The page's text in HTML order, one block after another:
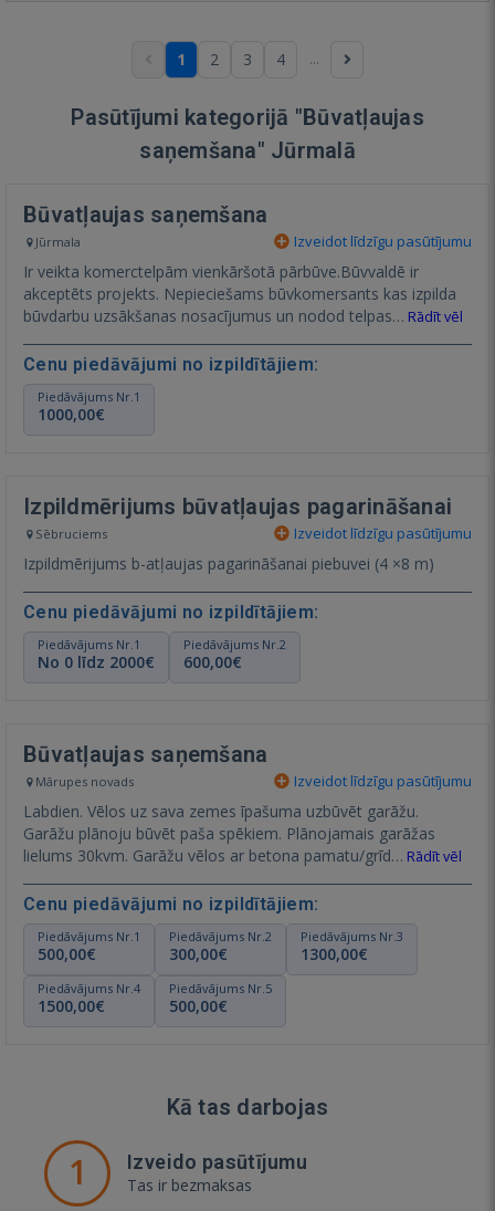
1 2 3 4 ...
Pasūtījumi kategorijā "Būvatļaujas
saņemšana" Jūrmalā
Būvatļaujas saņemšana
Jūrmala Izveidot līdzīgu pasūtījumu
Ir veikta komerctelpām vienkāršotā pārbūve.Būvvaldē ir
akceptēts projekts. Nepieciešams būvkomersants kas izpilda
būvdarbu uzsākšanas nosacījumus un nodod telpas… Rādīt vēl
Cenu piedāvājumi no izpildītājiem:
Piedāvājums Nr.1
1000,00€
Izpildmērijums būvatļaujas pagarināšanai
Sēbruciems Izveidot līdzīgu pasūtījumu
Izpildmērijums b-atļaujas pagarināšanai piebuvei (4 ×8 m)
Cenu piedāvājumi no izpildītājiem:
Piedāvājums Nr.1
No 0 līdz 2000€
Piedāvājums Nr.2
600,00€
Būvatļaujas saņemšana
Mārupes novads Izveidot līdzīgu pasūtījumu
Labdien. Vēlos uz sava zemes īpašuma uzbūvēt garāžu.
Garāžu plānoju būvēt paša spēkiem. Plānojamais garāžas
lielums 30kvm. Garāžu vēlos ar betona pamatu/grīd… Rādīt vēl
Cenu piedāvājumi no izpildītājiem:
Piedāvājums Nr.1
500,00€
Piedāvājums Nr.2
300,00€
Piedāvājums Nr.3
1300,00€
Piedāvājums Nr.4
1500,00€
Piedāvājums Nr.5
500,00€
Kā tas darbojas
1 Izveido pasūtījumu
Tas ir bezmaksas